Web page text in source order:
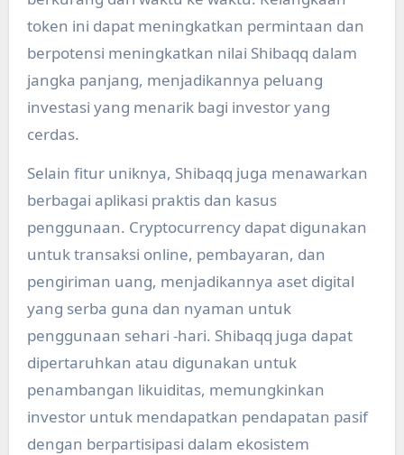
token ini dapat meningkatkan permintaan dan
berpotensi meningkatkan nilai Shibaqq dalam
jangka panjang, menjadikannya peluang
investasi yang menarik bagi investor yang
cerdas.
Selain fitur uniknya, Shibaqq juga menawarkan
berbagai aplikasi praktis dan kasus
penggunaan. Cryptocurrency dapat digunakan
untuk transaksi online, pembayaran, dan
pengiriman uang, menjadikannya aset digital
yang serba guna dan nyaman untuk
penggunaan sehari -hari. Shibaqq juga dapat
dipertaruhkan atau digunakan untuk
penambangan likuiditas, memungkinkan
investor untuk mendapatkan pendapatan pasif
dengan berpartisipasi dalam ekosistem